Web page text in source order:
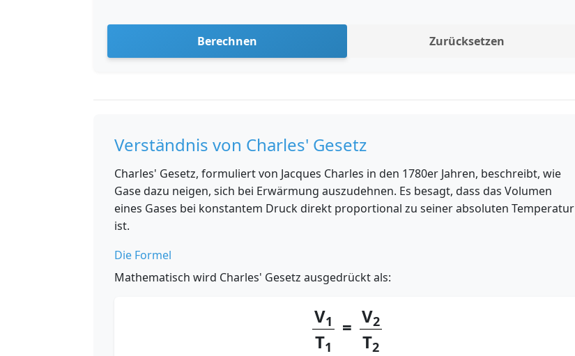
Berechnen Zurücksetzen
Verständnis von Charles' Gesetz
Charles' Gesetz, formuliert von Jacques Charles in den 1780er Jahren, beschreibt, wie
Gase dazu neigen, sich bei Erwärmung auszudehnen. Es besagt, dass das Volumen
eines Gases bei konstantem Druck direkt proportional zu seiner absoluten Temperatur
ist.
Die Formel
Mathematisch wird Charles' Gesetz ausgedrückt als:
V1
T1
= V2
T2